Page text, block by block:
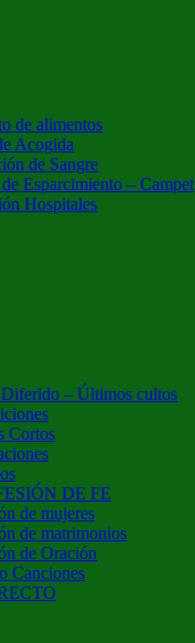
de alimentos
Acogida
de Sangre
Esparcimiento – Campet
Hospitales
– Últimos cultos
Cortos
DE FE
de mujeres
de matrimonios
de Oración
Canciones